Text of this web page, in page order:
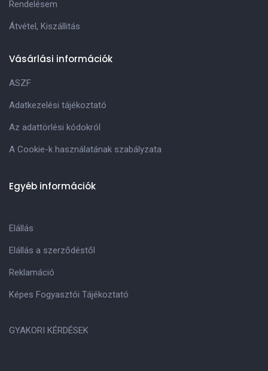
Rendelésem
Átvétel, Kiszállitás
Vásárlási információk
ASZF
Adatkezelési tájékoztató
Az adattörlési kódokról
A Cookie-k használatának szabályzata
Egyéb információk
Elállás
Elállás a szerződéstől
Reklamáció
Képes Fogyasztói Tájékoztató
GYAKORI KÉRDÉSEK